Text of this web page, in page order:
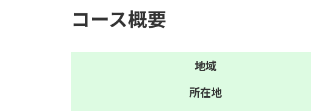
コース概要
地域
所在地